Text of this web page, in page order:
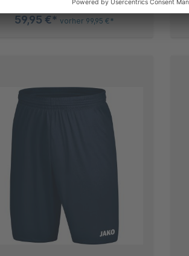
59,95 €* vorher 99,95 €*